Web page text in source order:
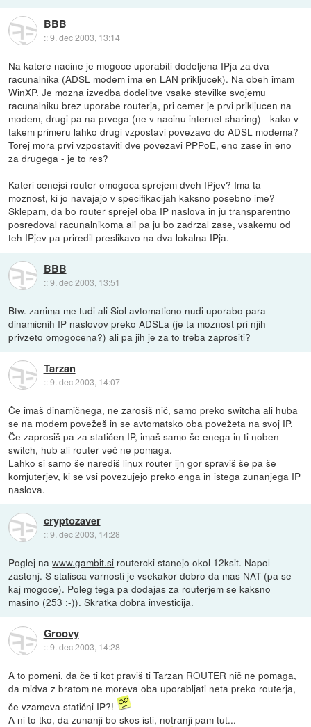
BBB
::9. dec 2003, 13:14
Na katere nacine je mogoce uporabiti dodeljena IPja za dva
racunalnika (ADSL modem ima en LAN prikljucek). Na obeh imam
WinXP. Je mozna izvedba dodelitve vsake stevilke svojemu
racunalniku brez uporabe routerja, pri cemer je prvi prikljucen na
modem, drugi pa na prvega (ne v nacinu internet sharing) - kako v
takem primeru lahko drugi vzpostavi povezavo do ADSL modema?
Torej mora prvi vzpostaviti dve povezavi PPPoE, eno zase in eno
za drugega - je to res?
Kateri cenejsi router omogoca sprejem dveh IPjev? Ima ta
moznost, ki jo navajajo v specifikacijah kaksno posebno ime?
Sklepam, da bo router sprejel oba IP naslova in ju transparentno
posredoval racunalnikoma ali pa ju bo zadrzal zase, vsakemu od
teh IPjev pa priredil preslikavo na dva lokalna IPja.
BBB
::9. dec 2003, 13:51
Btw. zanima me tudi ali Siol avtomaticno nudi uporabo para
dinamicnih IP naslovov preko ADSLa (je ta moznost pri njih
privzeto omogocena?) ali pa jih je za to treba zaprositi?
Tarzan
::9. dec 2003, 14:07
Če imaš dinamičnega, ne zarosiš nič, samo preko switcha ali huba
se na modem povežeš in se avtomatsko oba povežeta na svoj IP.
Če zaprosiš pa za statičen IP, imaš samo še enega in ti noben
switch, hub ali router več ne pomaga.
Lahko si samo še narediš linux router ijn gor spraviš še pa še
komjuterjev, ki se vsi povezujejo preko enga in istega zunanjega IP
naslova.
cryptozaver
::9. dec 2003, 14:28
Poglej nawww.gambit.si routercki stanejo okol 12ksit. Napol
zastonj. S stalisca varnosti je vsekakor dobro da mas NAT (pa se
kaj mogoce). Poleg tega pa dodajas za routerjem se kaksno
masino (253 :-)). Skratka dobra investicija.
Groovy
::9. dec 2003, 14:28
A to pomeni, da če ti kot praviš ti Tarzan ROUTER nič ne pomaga,
da midva z bratom ne moreva oba uporabljati neta preko routerja,
če vzameva statični IP?!
A ni to tko, da zunanji bo skos isti, notranji pam tut...